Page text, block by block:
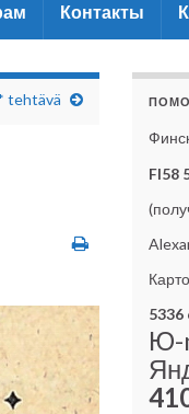
Контакты
tehtävä
FI58
5336
Ю-